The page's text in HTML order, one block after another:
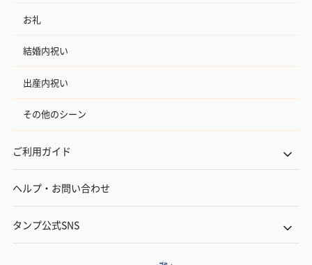
お礼
結婚内祝い
出産内祝い
その他のシーン
ご利用ガイド
ヘルプ・お問い合わせ
タンプ公式SNS